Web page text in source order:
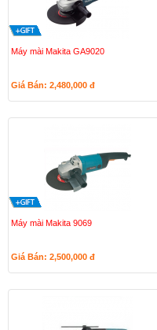
Máy mài Makita GA9020
Giá Bán: 2,480,000 đ
Máy mài Makita 9069
Giá Bán: 2,500,000 đ